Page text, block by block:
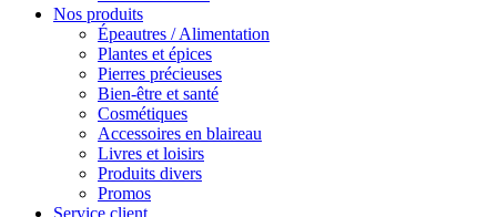
Nos produits
Épeautres / Alimentation
Plantes et épices
Pierres précieuses
Bien-être et santé
Cosmétiques
Accessoires en blaireau
Livres et loisirs
Produits divers
Promos
Service client